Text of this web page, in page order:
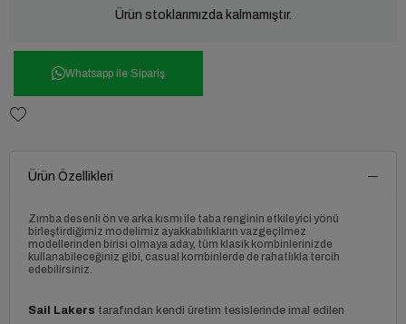
Ürün stoklarımızda kalmamıştır.
Whatsapp ile Sipariş
Ürün Özellikleri
Zımba desenli ön ve arka kısmı ile taba renginin etkileyici yönü
birleştirdiğimiz modelimiz ayakkabılıkların vazgeçilmez
modellerinden birisi olmaya aday, tüm klasik kombinlerinizde
kullanabileceğiniz gibi, casual kombinlerde de rahatlıkla tercih
edebilirsiniz.
Sail Lakers tarafından kendi üretim tesislerinde imal edilen